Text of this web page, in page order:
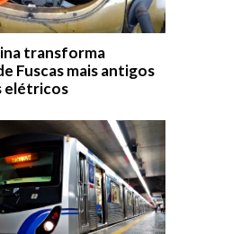
transforma
Fuscas mais antigos
elétricos